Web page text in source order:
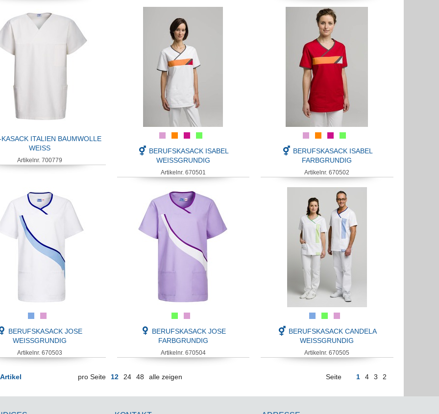
ITALIEN BAUMWOLLE
WEISS
Artikelnr. 700779
BERUFSKASACK ISABEL
WEISSGRUNDIG
Artikelnr. 670501
BERUFSKASACK ISABEL
FARBGRUNDIG
Artikelnr. 670502
BERUFSKASACK JOSE
WEISSGRUNDIG
Artikelnr. 670503
BERUFSKASACK JOSE
FARBGRUNDIG
Artikelnr. 670504
BERUFSKASACK CANDELA
WEISSGRUNDIG
Artikelnr. 670505
pro Seite 12 24 48 alle zeigen Seite 1 2
3
4